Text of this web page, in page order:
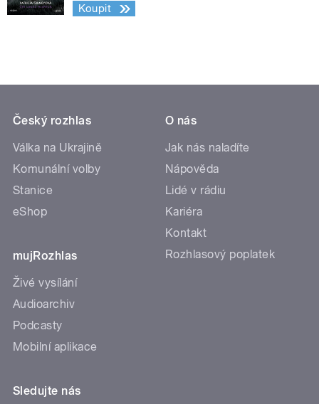
Koupit
Český rozhlas
Válka na Ukrajině
Komunální volby
Stanice
eShop
mujRozhlas
Živé vysílání
Audioarchiv
Podcasty
Mobilní aplikace
O nás
Jak nás naladíte
Nápověda
Lidé v rádiu
Kariéra
Kontakt
Rozhlasový poplatek
Sledujte nás